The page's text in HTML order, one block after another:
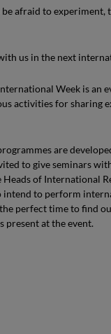
afraid to experiment,
us in the next
Week is an
activities for sharing
are
to give seminars
of International
to perform
perfect time to find
present at the event.